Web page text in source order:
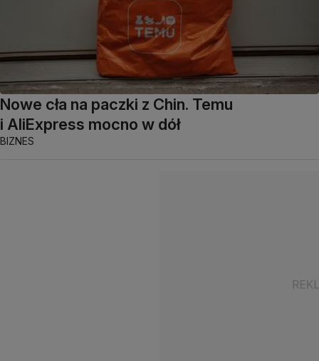
Nowe cła na paczki z Chin. Temu
i AliExpress mocno w dół
BIZNES